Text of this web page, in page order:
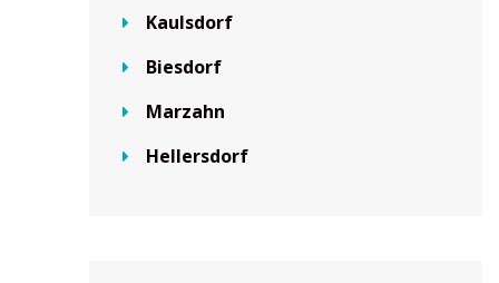
Kaulsdorf
Biesdorf
Marzahn
Hellersdorf